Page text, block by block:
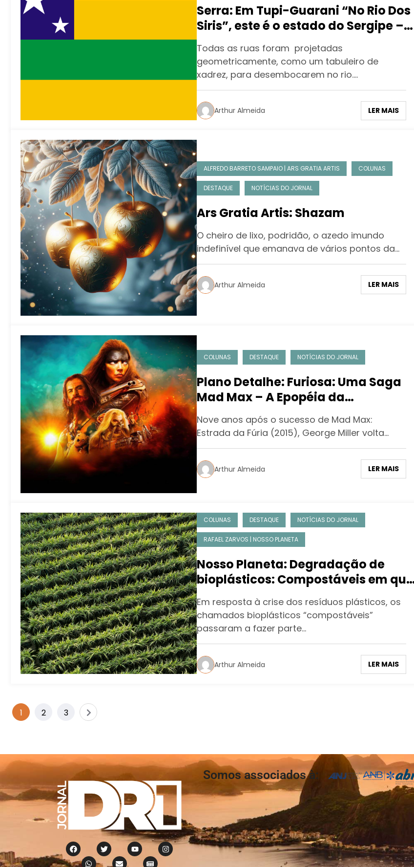
Serra: Em Tupi-Guarani “No Rio Dos
Siris”, este é o estado do Sergipe –
Parte II
Todas as ruas foram projetadas
geometricamente, como um tabuleiro de
xadrez, para desembocarem no rio.…
Arthur Almeida LER MAIS
ALFREDO BARRETO SAMPAIO | ARS GRATIA ARTIS COLUNAS
DESTAQUE NOTÍCIAS DO JORNAL
Ars Gratia Artis: Shazam
O cheiro de lixo, podridão, o azedo imundo
indefinível que emanava de vários pontos da…
Arthur Almeida LER MAIS
COLUNAS DESTAQUE NOTÍCIAS DO JORNAL
Plano Detalhe: Furiosa: Uma Saga
Mad Max – A Epopéia da
construção de um mito
Nove anos após o sucesso de Mad Max:
Estrada da Fúria (2015), George Miller volta…
Arthur Almeida LER MAIS
COLUNAS DESTAQUE NOTÍCIAS DO JORNAL
RAFAEL ZARVOS | NOSSO PLANETA
Nosso Planeta: Degradação de
bioplásticos: Compostáveis em que
ambiente?
Em resposta à crise dos resíduos plásticos, os
chamados bioplásticos “compostáveis”
passaram a fazer parte…
Arthur Almeida LER MAIS
1 2 3
Somos associados à: